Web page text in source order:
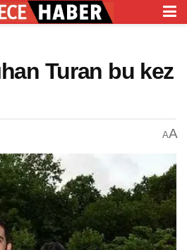
Turan bu kez
AA